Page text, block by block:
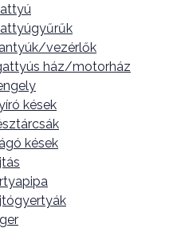
vezérlők
ház/motorház
kések
kések